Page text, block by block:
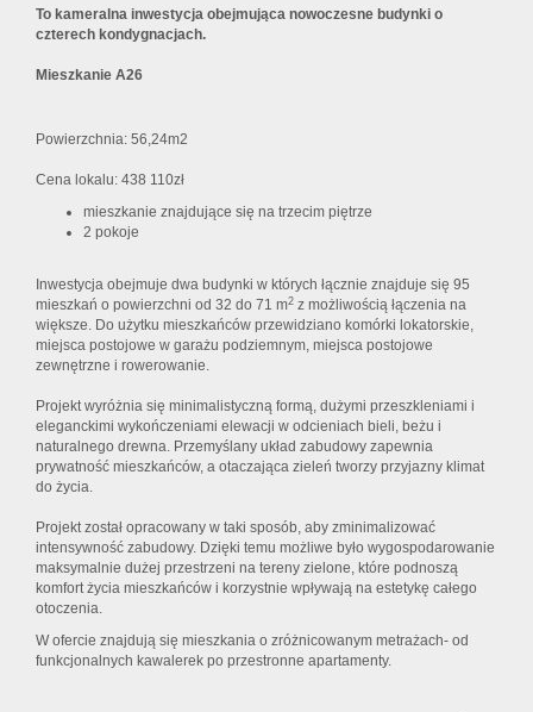
To kameralna inwestycja obejmująca nowoczesne budynki o
czterech kondygnacjach.
Mieszkanie A26
Powierzchnia: 56,24m2
Cena lokalu: 438 110zł
mieszkanie znajdujące się na trzecim piętrze
2 pokoje
Inwestycja obejmuje dwa budynki w których łącznie znajduje się 95
mieszkań o powierzchni od 32 do 71 m2 z możliwością łączenia na
większe. Do użytku mieszkańców przewidziano komórki lokatorskie,
miejsca postojowe w garażu podziemnym, miejsca postojowe
zewnętrzne i rowerowanie.
Projekt wyróżnia się minimalistyczną formą, dużymi przeszkleniami i
eleganckimi wykończeniami elewacji w odcieniach bieli, beżu i
naturalnego drewna. Przemyślany układ zabudowy zapewnia
prywatność mieszkańców, a otaczająca zieleń tworzy przyjazny klimat
do życia.
Projekt został opracowany w taki sposób, aby zminimalizować
intensywność zabudowy. Dzięki temu możliwe było wygospodarowanie
maksymalnie dużej przestrzeni na tereny zielone, które podnoszą
komfort życia mieszkańców i korzystnie wpływają na estetykę całego
otoczenia.
W ofercie znajdują się mieszkania o zróżnicowanym metrażach- od
funkcjonalnych kawalerek po przestronne apartamenty.